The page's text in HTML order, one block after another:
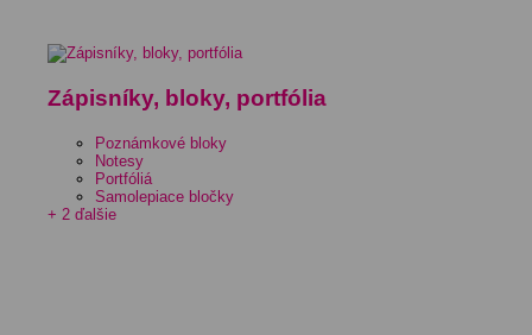
Zápisníky, bloky, portfólia
Poznámkové bloky
Notesy
Portfóliá
Samolepiace bločky
+ 2 ďalšie